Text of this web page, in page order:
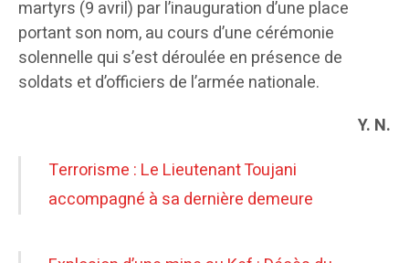
martyrs (9 avril) par l’inauguration d’une place
portant son nom, au cours d’une cérémonie
solennelle qui s’est déroulée en présence de
soldats et d’officiers de l’armée nationale.
Y. N.
Terrorisme : Le Lieutenant Toujani
accompagné à sa dernière demeure